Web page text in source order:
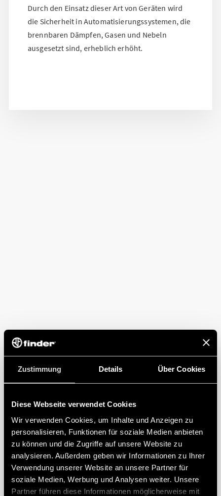
Zustimmung Details Über Cookies
Diese Webseite verwendet Cookies
Wir verwenden Cookies, um Inhalte und Anzeigen zu
personalisieren, Funktionen für soziale Medien anbieten
zu können und die Zugriffe auf unsere Website zu
analysieren. Außerdem geben wir Informationen zu Ihrer
Verwendung unserer Website an unsere Partner für
soziale Medien, Werbung und Analysen weiter. Unsere
Partner führen diese Informationen möglicherweise mit
Durch den Einsatz dieser Art von Geräten wird
die Sicherheit in Automatisierungssystemen, die
brennbaren Dämpfen, Gasen und Nebeln
ausgesetzt sind, erheblich erhöht.